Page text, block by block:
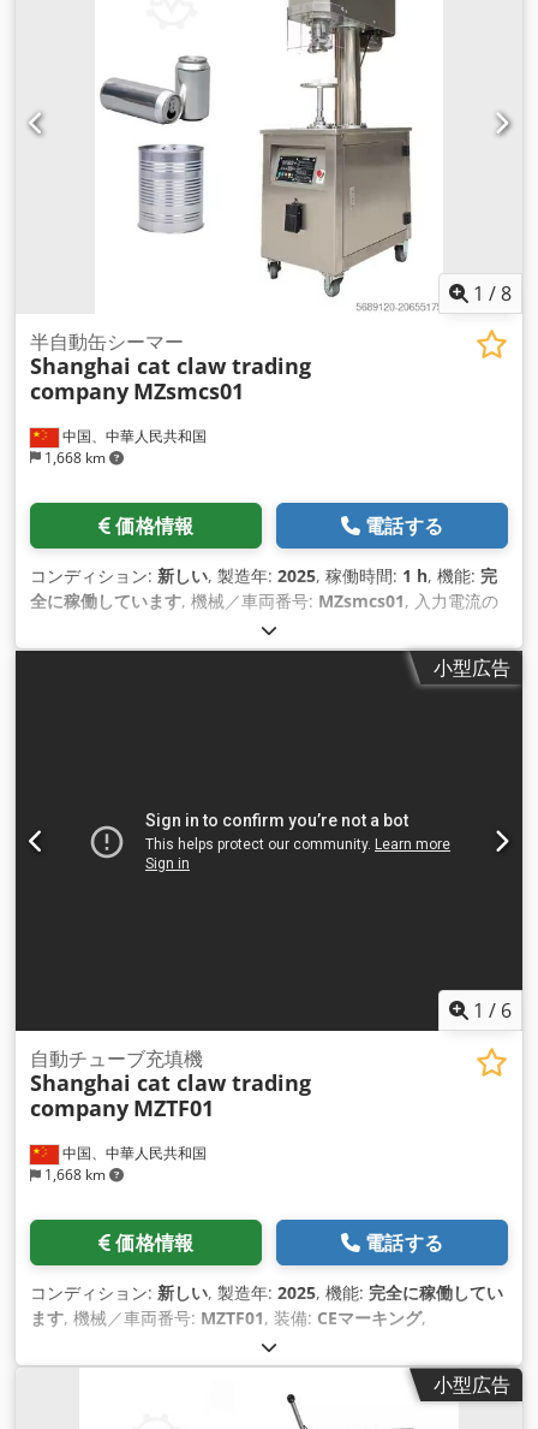
1 /8
中国、中華人民共和国
1,668 km
半自動缶シーマー
Shanghai cat claw trading
company MZsmcs01
価格情報 電話する
コンディション: 新しい, 製造年: 2025, 稼働時間: 1 h, 機能: 完
全に稼働しています, 機械／車両番号: MZsmcs01, 入力電流の
CEマーキング,
小型広告
1 / 6
中国、中華人民共和国
1,668 km
自動チューブ充填機
Shanghai cat claw trading
company MZTF01
価格情報 電話する
コンディション: 新しい, 製造年: 2025, 機能: 完全に稼働してい
ます, 機械／車両番号: MZTF01, 装備: CEマーキング,
小型広告